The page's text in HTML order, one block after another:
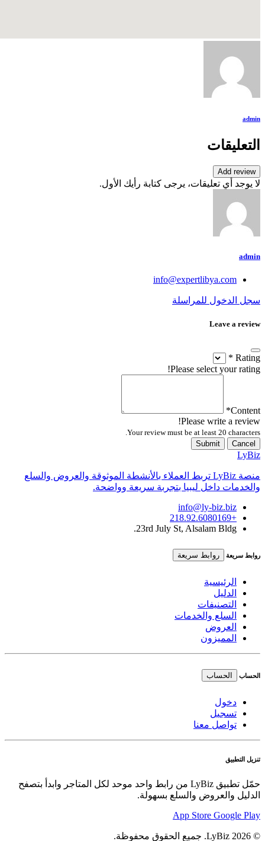
admin
التعليقات
Add review
لا يوجد أي تعليقات، يرجى كتابة رأيك الأول.
admin
info@expertlibya.com
سجل الدخول للمراسلة
Leave a review
Rating
*
Please select your rating!
Content
*
Please write a review!
Your review must be at least 20 characters.
Cancel
Submit
LyBiz
منصة LyBiz تربط العملاء بالأنشطة الموثوقة والعروض والسلع
والخدمات داخل ليبيا بتجربة سريعة وواضحة.
info@ly-biz.biz
+218.92.6080169
23rd July St, Alsalam Bldg.
روابط سريعة روابط سريعة
الرئيسية
الدليل
التصنيفات
السلع والخدمات
العروض
المميزون
الحساب الحساب
دخول
تسجيل
تواصل معنا
تنزيل التطبيق
حمّل تطبيق LyBiz من رابط واحد موحد لكل المتاجر وابدأ بتصفح
الدليل والعروض والسلع بسهولة.
App Store Google Play
© 2026 LyBiz. جميع الحقوق محفوظة.